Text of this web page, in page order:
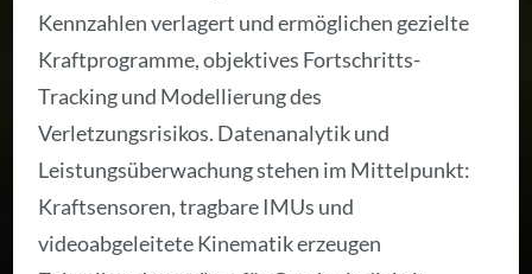
Kennzahlen verlagert und ermöglichen gezielte
Kraftprogramme, objektives Fortschritts-
Tracking und Modellierung des
Verletzungsrisikos. Datenanalytik und
Leistungsüberwachung stehen im Mittelpunkt:
Kraftsensoren, tragbare IMUs und
videoabgeleitete Kinematik erzeugen